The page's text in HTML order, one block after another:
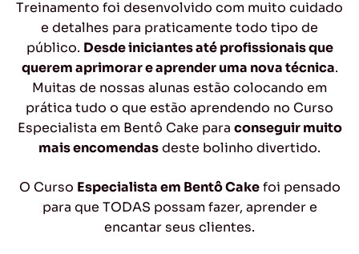
Treinamento foi desenvolvido com muito cuidado
e detalhes para praticamente todo tipo de
público. Desde iniciantes até profissionais que
querem aprimorar e aprender uma nova técnica.
Muitas de nossas alunas estão colocando em
prática tudo o que estão aprendendo no Curso
Especialista em Bentô Cake para conseguir muito
mais encomendasdeste bolinho divertido.
O Curso Especialista em Bentô Cakefoi pensado
para que TODAS possam fazer, aprender e
encantar seus clientes.